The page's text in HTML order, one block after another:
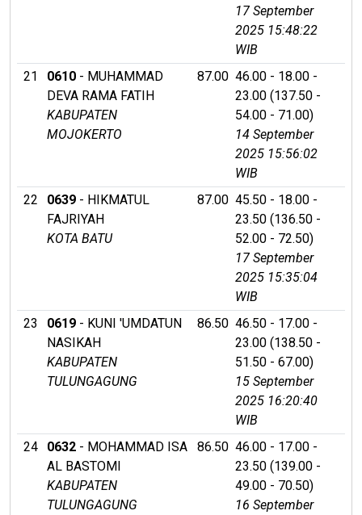
17 September
2025 15:48:22
WIB
21
0610 - MUHAMMAD
DEVA RAMA FATIH
KABUPATEN
MOJOKERTO
87.00 46.00 - 18.00 -
23.00 (137.50 -
54.00 - 71.00)
14 September
2025 15:56:02
WIB
22
0639 - HIKMATUL
FAJRIYAH
KOTA BATU
87.00 45.50 - 18.00 -
23.50 (136.50 -
52.00 - 72.50)
17 September
2025 15:35:04
WIB
23
0619 - KUNI 'UMDATUN
NASIKAH
KABUPATEN
TULUNGAGUNG
86.50 46.50 - 17.00 -
23.00 (138.50 -
51.50 - 67.00)
15 September
2025 16:20:40
WIB
24
0632 - MOHAMMAD ISA
AL BASTOMI
KABUPATEN
TULUNGAGUNG
86.50 46.00 - 17.00 -
23.50 (139.00 -
49.00 - 70.50)
16 September